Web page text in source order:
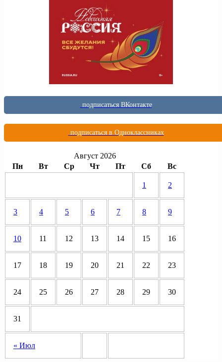
подписаться ВКонтакте
подписаться в Одноклассниках
Август 2026
Пн
Вт Ср Чт Пт Сб Вс
« Июл
1 2
3 4 5 6 7 8 9
10 11 12 13 14 15 16
17 18 19 20 21 22 23
24 25 26 27 28 29 30
31